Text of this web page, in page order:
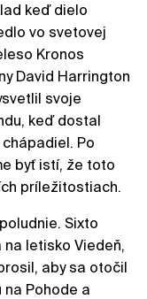
keď dielo
vo svetovej
Kronos
David Harrington
svoje
keď dostal
Po
byť istí, že toto
príležitostiach.
Sixto
letisko Viedeň,
aby sa otočil
Pohode a